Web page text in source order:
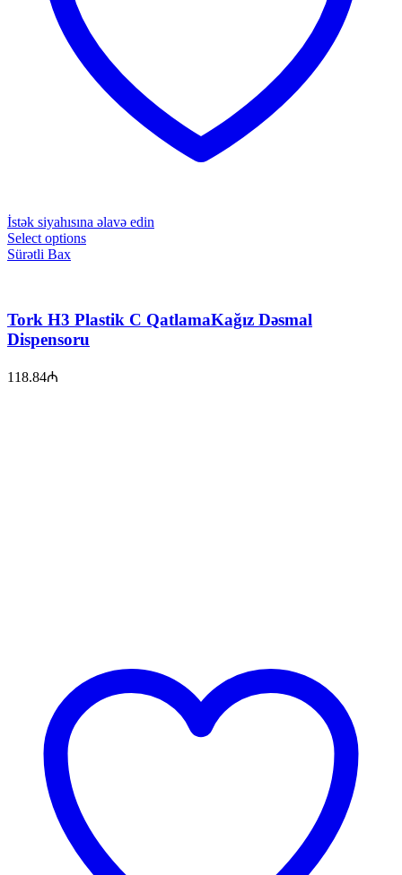
İstək siyahısına əlavə edin
Select options
Sürətli Bax
Tork H3 Plastik C QatlamaKağız Dəsmal
Dispensoru
118.84₼